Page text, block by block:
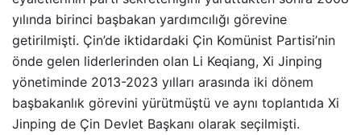
yılında birinci başbakan yardımcılığı görevine
getirilmişti. Çin’de iktidardaki Çin Komünist Partisi’nin
önde gelen liderlerinden olan Li Keqiang, Xi Jinping
yönetiminde 2013-2023 yılları arasında iki dönem
başbakanlık görevini yürütmüştü ve aynı toplantıda Xi
Jinping de Çin Devlet Başkanı olarak seçilmişti.